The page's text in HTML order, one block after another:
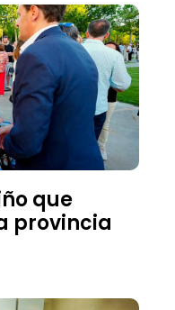
que
provincia